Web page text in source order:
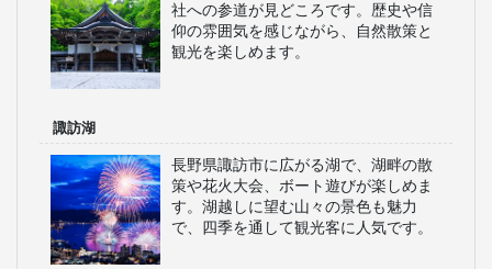
社への参道が見どころです。歴史や信
仰の雰囲気を感じながら、自然散策と
観光を楽しめます。
諏訪湖
長野県諏訪市に広がる湖で、湖畔の散
策や花火大会、ボート遊びが楽しめま
す。湖越しに望む山々の景色も魅力
で、四季を通して観光客に人気です。